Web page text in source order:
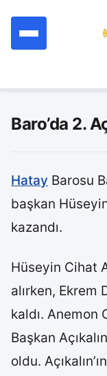
Baro’da 2.
Hatay Barosu
başkan
kazandı.
Hüseyin Cihat
alırken, Ekrem
kaldı. Anemon
Başkan
oldu.